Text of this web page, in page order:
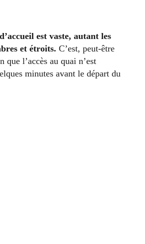
est vaste, autant les
et étroits. C’est, peut-être
que l’accès au quai n’est
minutes avant le départ du